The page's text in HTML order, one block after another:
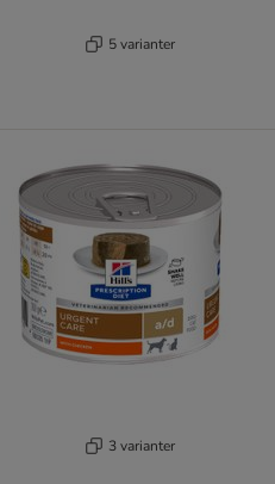
5 varianter
3 varianter